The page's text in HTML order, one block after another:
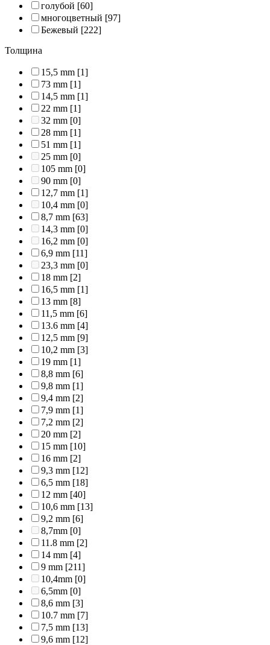
голубой [60]
многоцветный [97]
Бежевый [222]
Толщина
15,5 mm [1]
73 mm [1]
14,5 mm [1]
22 mm [1]
32 mm [0]
28 mm [1]
51 mm [1]
25 mm [0]
105 mm [0]
90 mm [0]
12,7 mm [1]
10,4 mm [0]
8,7 mm [63]
14,3 mm [0]
16,2 mm [0]
6,9 mm [11]
23,3 mm [0]
18 mm [2]
16,5 mm [1]
13 mm [8]
11,5 mm [6]
13.6 mm [4]
12,5 mm [9]
10,2 mm [3]
19 mm [1]
8,8 mm [6]
9,8 mm [1]
9,4 mm [2]
7,9 mm [1]
7,2 mm [2]
20 mm [2]
15 mm [10]
16 mm [2]
9,3 mm [12]
6,5 mm [18]
12 mm [40]
10,6 mm [13]
9,2 mm [6]
8,7mm [0]
11.8 mm [2]
14 mm [4]
9 mm [211]
10,4mm [0]
6,5mm [0]
8,6 mm [3]
10.7 mm [7]
7,5 mm [13]
9,6 mm [12]